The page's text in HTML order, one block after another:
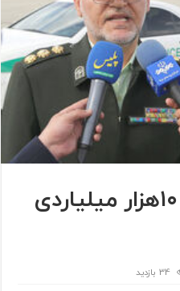
استرداد کلاهبردار ۱۰هزار میلیاردی
34 بازدید